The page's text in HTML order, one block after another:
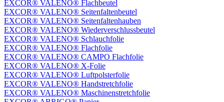
EXCOR® VALENO® Flachbeutel
EXCOR® VALENO® Seitenfaltenbeutel
EXCOR® VALENO® Seitenfaltenhauben
EXCOR® VALENO® Wiederverschlussbeutel
EXCOR® VALENO® Schlauchfolie
EXCOR® VALENO® Flachfolie
EXCOR® VALENO® CAMPO Flachfolie
EXCOR® VALENO® X-Folie
EXCOR® VALENO® Luftpolsterfolie
EXCOR® VALENO® Handstretchfolie
EXCOR® VALENO® Maschinenstretchfolie